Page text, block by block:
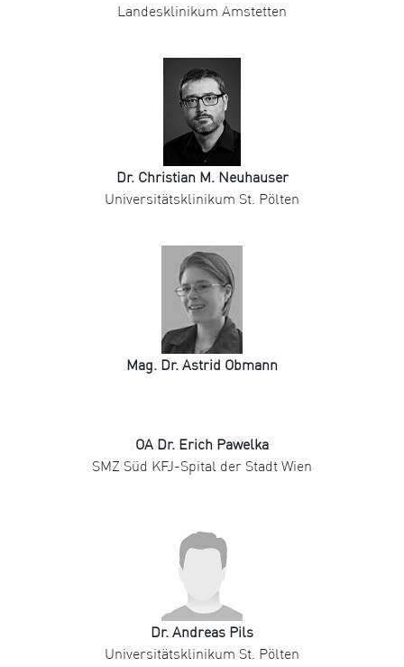
Landesklinikum Amstetten
Dr. Christian M. Neuhauser
Universitätsklinikum St. Pölten
Mag. Dr. Astrid Obmann
OA Dr. Erich Pawelka
SMZ Süd KFJ-Spital der Stadt Wien
Dr. Andreas Pils
Universitätsklinikum St. Pölten